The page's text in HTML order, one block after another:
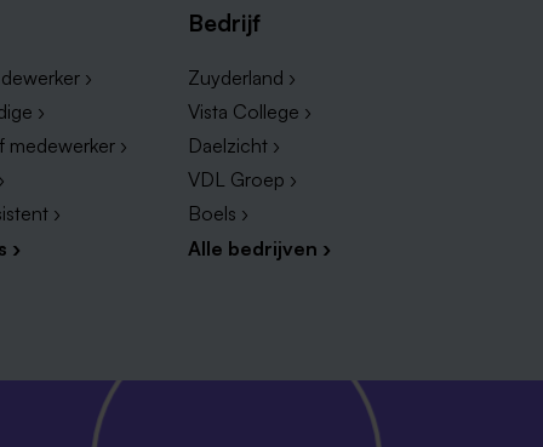
›
›
medewerker ›
›
›
Bedrijf
Zuyderland ›
Vista College ›
Daelzicht ›
VDL Groep ›
Boels ›
Alle bedrijven ›